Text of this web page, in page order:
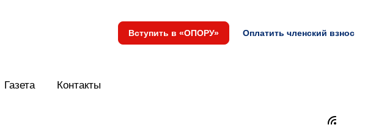
Вступить в «ОПОРУ» Оплатить членский взнос
Газета Контакты